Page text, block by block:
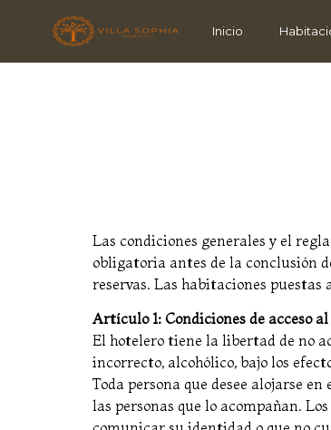
Inicio
Las condiciones generales y el
obligatoria antes de la conclusión
reservas. Las habitaciones
Artículo 1: Condiciones de acceso
El hotelero tiene la libertad de no
incorrecto, alcohólico, bajo los
Toda persona que desee alojarse
las personas que lo acompañan.